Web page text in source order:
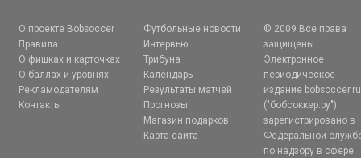
О проекте Bobsoccer
Правила
О фишках и карточках
О баллах и уровнях
Рекламодателям
Контакты
Футбольные новости
Интервью
Трибуна
Календарь
Результаты матчей
Прогнозы
Магазин подарков
Карта сайта
© 2009 Все права
защищены.
Электронное
периодическое
издание bobsoccer.ru
("бобсоккер.ру")
зарегистрировано в
Федеральной
по надзору в сфере